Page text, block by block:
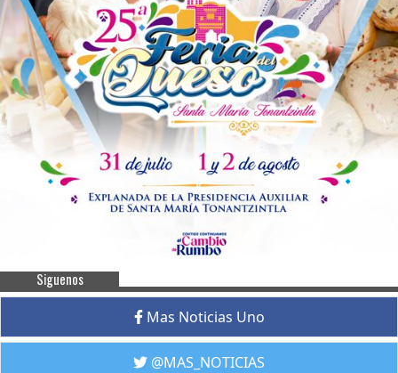
Siguenos
Mas Noticias Uno
@MAS_NOTICIAS